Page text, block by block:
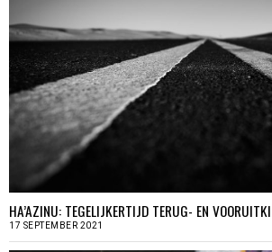
HA’AZINU: TEGELIJKERTIJD TERUG- EN
17 SEPTEMBER 2021